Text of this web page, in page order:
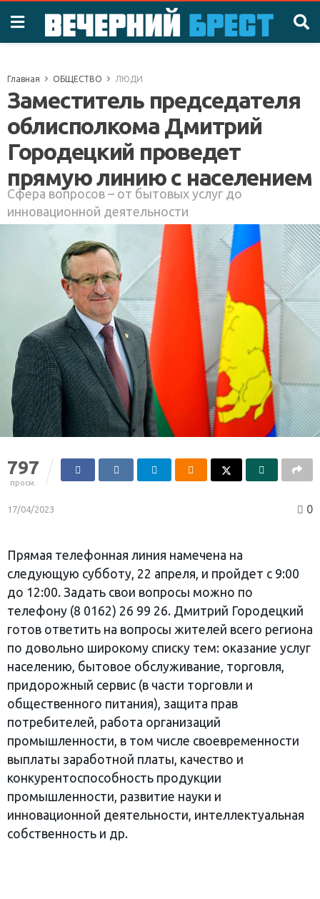
Главная ОБЩЕСТВО ЛЮДИ
Заместитель председателя
облисполкома Дмитрий
Городецкий проведет
прямую линию с населением
Сфера вопросов – от бытовых услуг до
инновационной деятельности
797
просм.
17/04/2023 0
Прямая телефонная линия намечена на
следующую субботу, 22 апреля, и пройдет с 9:00
до 12:00. Задать свои вопросы можно по
телефону (8 0162) 26 99 26. Дмитрий Городецкий
готов ответить на вопросы жителей всего региона
по довольно широкому списку тем: оказание услуг
населению, бытовое обслуживание, торговля,
придорожный сервис (в части торговли и
общественного питания), защита прав
потребителей, работа организаций
промышленности, в том числе своевременности
выплаты заработной платы, качество и
конкурентоспособность продукции
промышленности, развитие науки и
инновационной деятельности, интеллектуальная
собственность и др.